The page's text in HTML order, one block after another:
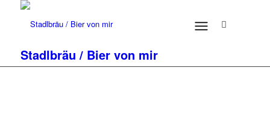
Stadlbräu / Bier von mir